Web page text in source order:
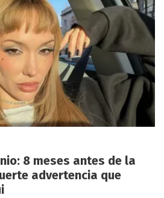
8 meses antes de la
advertencia que